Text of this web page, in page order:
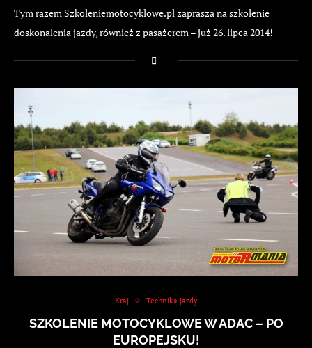
Tym razem Szkoleniemotocyklowe.pl zaprasza na szkolenie
doskonalenia jazdy, również z pasażerem – już 26. lipca 2014!
Kraj Technika jazdy
SZKOLENIE MOTOCYKLOWE W ADAC – PO
EUROPEJSKU!